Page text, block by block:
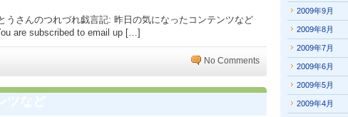
うさんのつれづれ戯言記: 昨日の気になったコンテンツなど
are subscribed to email up […]
No Comments
2009年9月
2009年8月
2009年7月
2009年6月
2009年5月
2009年4月